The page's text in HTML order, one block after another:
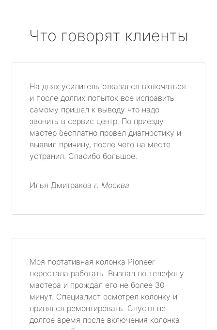
Что говорят клиенты
На днях усилитель отказался включаться
и после долгих попыток все исправить
самому пришел к выводу что надо
звонить в сервис центр. По приезду
мастер бесплатно провел диагностику и
выявил причину, после чего на месте
устранил. Спасибо большое.
Илья Дмитраков г. Москва
Моя портативная колонка Pioneer
перестала работать. Вызвал по телефону
мастера и прождал его не более 30
минут. Специалист осмотрел колонку и
принялся ремонтировать. Спустя не
долгое время после включения колонка